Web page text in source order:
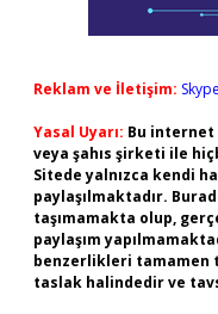
Reklam ve İletişim:
Yasal Uyarı: Bu
veya şahıs şirketi ile
Sitede yalnızca kendi
paylaşılmaktadır.
taşımamakta olup,
paylaşım
benzerlikleri tamamen
taslak halindedir ve